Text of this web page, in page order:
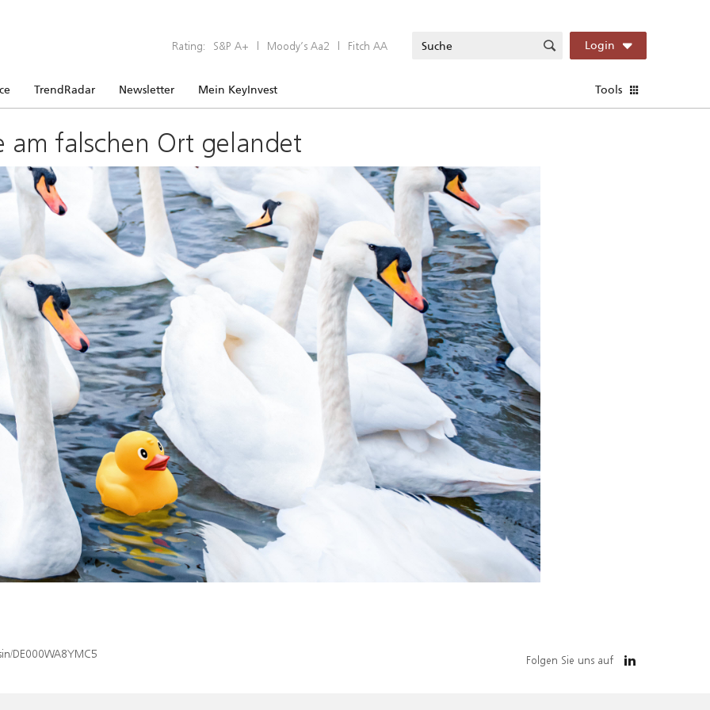
Rating: S&P A+ | Moody’s Aa2 | Fitch AA Login
TrendRadar Newsletter Mein KeyInvest Tools
am falschen Ort gelandet
DE000WA8YMC5 Folgen Sie uns auf